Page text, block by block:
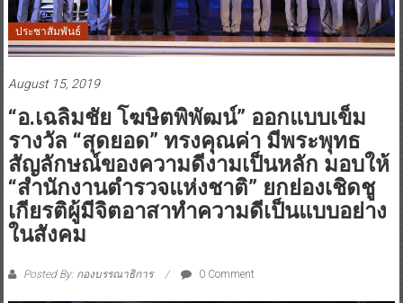
ประชาสัมพันธ์
August 15, 2019
“อ.เฉลิมชัย โฆษิตพิพัฒน์” ออกแบบเข็ม
รางวัล “สุดยอด” ทรงคุณค่า มีพระพุทธ
สัญลักษณ์ของความดีงามเป็นหลัก มอบให้
“สำนักงานตำรวจแห่งชาติ” ยกย่องเชิดชู
เกียรติผู้มีจิตอาสาทำความดีเป็นแบบอย่าง
ในสังคม
Posted By: กองบรรณาธิการ 0 Comment